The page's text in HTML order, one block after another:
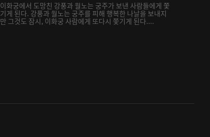
이화궁에서 도망친 강풍과 월노는 궁주가 보낸 사람들에게 쫓
기게 된다. 강풍과 월노는 궁주를 피해 행복한 나날을 보내지
만 그것도 잠시, 이화궁 사람에게 또다시 쫓기게 된다....